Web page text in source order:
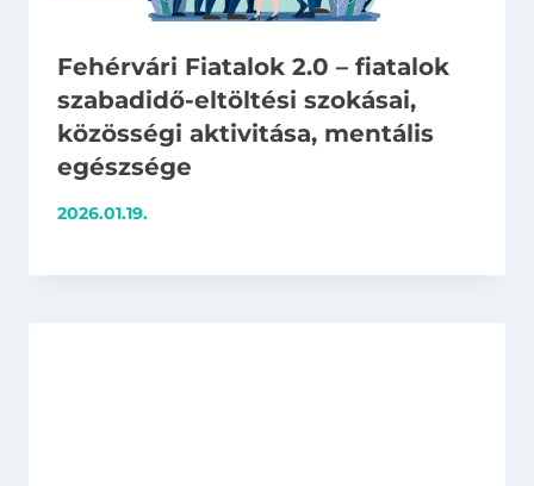
Fehérvári Fiatalok 2.0 – fiatalok
szabadidő-eltöltési szokásai,
közösségi aktivitása, mentális
egészsége
2026.01.19.